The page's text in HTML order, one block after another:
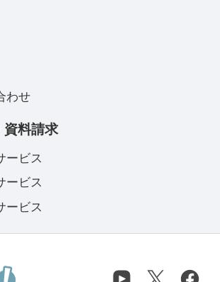
わせ
資料請求
ービス
ービス
ービス